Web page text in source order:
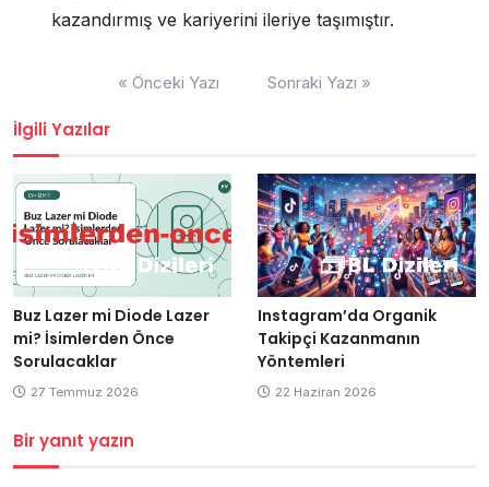
kazandırmış ve kariyerini ileriye taşımıştır.
« Önceki Yazı Sonraki Yazı »
İlgili Yazılar
Buz Lazer mi Diode Lazer
mi? İsimlerden Önce
Sorulacaklar
27 Temmuz 2026
Instagram’da Organik
Takipçi Kazanmanın
Yöntemleri
22 Haziran 2026
Bir yanıt yazın